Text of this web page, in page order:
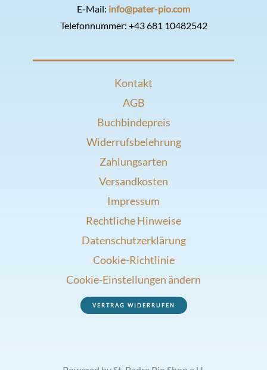
E-Mail: info@pater-pio.com
Telefonnummer: +43 681 10482542
Kontakt
AGB
Buchbindepreis
Widerrufsbelehrung
Zahlungsarten
Versandkosten
Impressum
Rechtliche Hinweise
Datenschutzerklärung
Cookie-Richtlinie
Cookie-Einstellungen ändern
VERTRAG WIDERRUFEN